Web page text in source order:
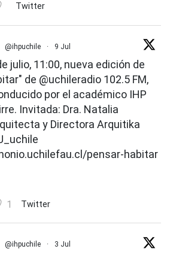
Twitter
@ihpuchile · 9 Jul
julio, 11:00, nueva edición de
de @uchileradio 102.5 FM,
por el académico IHP
Invitada: Dra. Natalia
y Directora Arquitika
pensar-habitar
1 Twitter
@ihpuchile · 3 Jul